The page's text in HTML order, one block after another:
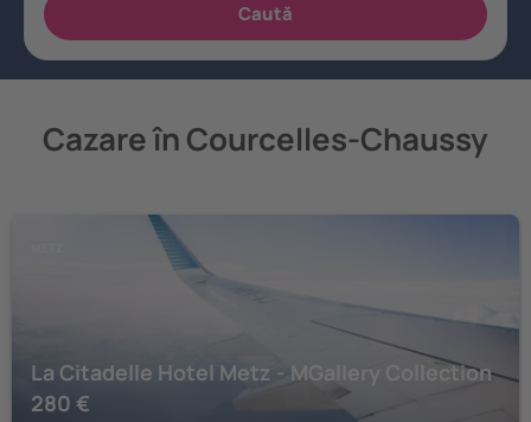
Cazare în Courcelles-Chaussy
La Citadelle Hotel Metz - MGallery Collection
280 €